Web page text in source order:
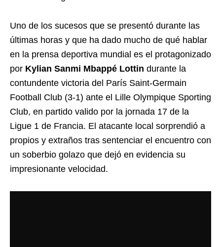
Uno de los sucesos que se presentó durante las
últimas horas y que ha dado mucho de qué hablar
en la prensa deportiva mundial es el protagonizado
por Kylian Sanmi Mbappé Lottin durante la
contundente victoria del París Saint-Germain
Football Club (3-1) ante el Lille Olympique Sporting
Club, en partido valido por la jornada 17 de la
Ligue 1 de Francia. El atacante local sorprendió a
propios y extraños tras sentenciar el encuentro con
un soberbio golazo que dejó en evidencia su
impresionante velocidad.